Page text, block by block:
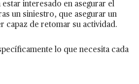
interesado en asegurar el
un siniestro, que asegurar un
capaz de retomar su actividad.
lo que necesita cada